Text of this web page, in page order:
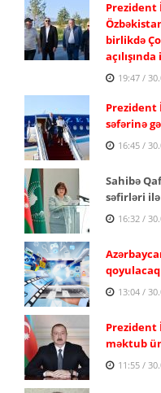
Prezident
birlikdə
19:47 /
Prezident
səfərinə
16:45 /
Sahibə
səfirləri
16:32 /
13:04 /
Prezident
məktub
11:55 /